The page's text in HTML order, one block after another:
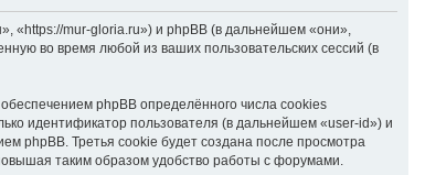
«https://mur-gloria.ru») и phpBB (в дальнейшем «они»,
во время любой из ваших пользовательских сессий (в
phpBB определённого числа cookies
идентификатор пользователя (в дальнейшем «user-id») и
phpBB. Третья cookie будет создана после просмотра
таким образом удобство работы с форумами.